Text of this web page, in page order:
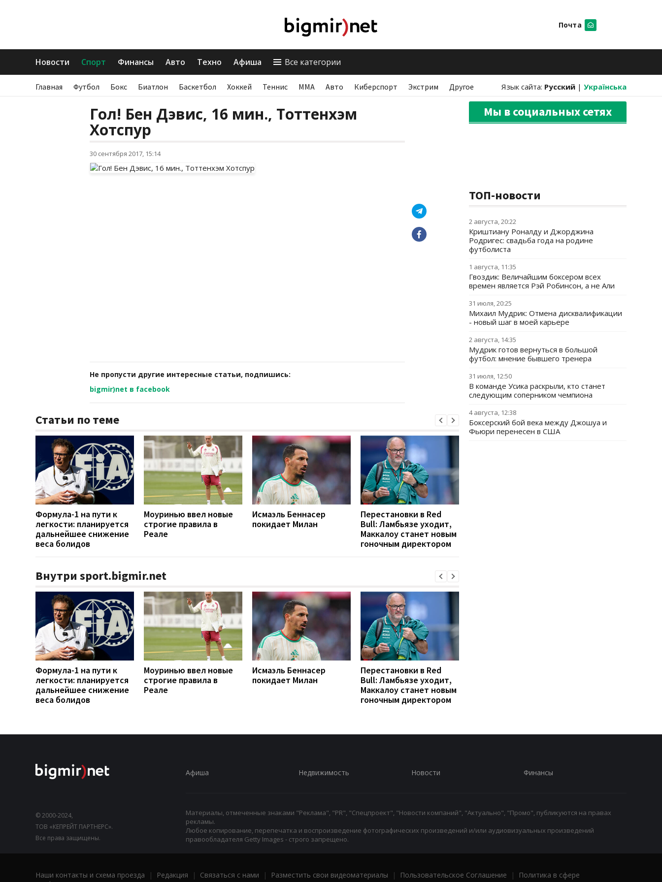
Почта
Новости Спорт Финансы Авто Техно Афиша Все категории
Главная Футбол Бокс Биатлон Баскетбол Хоккей Теннис ММА Авто Киберспорт Экстрим Другое Язык сайта: Русский | Українська
Гол! Бен Дэвис, 16 мин., Тоттенхэм
Хотспур
30 сентября 2017, 15:14
Не пропусти другие интересные статьи, подпишись:
bigmir)net в facebook
Статьи по теме
Формула-1 на пути к
легкости: планируется
дальнейшее снижение
веса болидов
Моуринью ввел новые
строгие правила в
Реале
Исмаэль Беннасер
покидает Милан
Перестановки в Red
Bull: Ламбьязе уходит,
Маккалоу станет новым
гоночным директором
Внутри sport.bigmir.net
Формула-1 на пути к
легкости: планируется
дальнейшее снижение
веса болидов
Моуринью ввел новые
строгие правила в
Реале
Исмаэль Беннасер
покидает Милан
Перестановки в Red
Bull: Ламбьязе уходит,
Маккалоу станет новым
гоночным директором
Мы в социальных сетях
ТОП-новости
2 августа, 20:22
Криштиану Роналду и Джорджина
Родригес: свадьба года на родине
футболиста
1 августа, 11:35
Гвоздик: Величайшим боксером всех
времен является Рэй Робинсон, а не Али
31 июля, 20:25
Михаил Мудрик: Отмена дисквалификации
- новый шаг в моей карьере
2 августа, 14:35
Мудрик готов вернуться в большой
футбол: мнение бывшего тренера
31 июля, 12:50
В команде Усика раскрыли, кто станет
следующим соперником чемпиона
4 августа, 12:38
Боксерский бой века между Джошуа и
Фьюри перенесен в США
© 2000-2024,
ТОВ «КЕПРЕЙТ ПАРТНЕРС».
Все права защищены.
Афиша Недвижимость Новости Финансы
Материалы, отмеченные знаками "Реклама", "PR", "Спецпроект", "Новости компаний", "Актуально", "Промо", публикуются на правах
рекламы.
Любое копирование, перепечатка и воспроизведение фотографических произведений и/или аудиовизуальных произведений
правообладателя Getty Images - строго запрещено.
Наши контакты и схема проезда | Редакция | Связаться с нами | Разместить свои видеоматериалы | Пользовательское Соглашение |
Политика в сфере